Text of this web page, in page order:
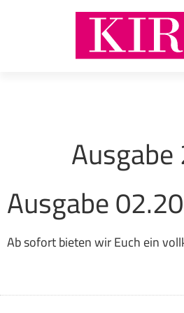
Ausgabe
Ab sofort bieten wir Euch ein